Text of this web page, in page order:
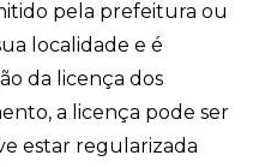
pela prefeitura ou
localidade e é
da licença dos
a licença pode ser
estar regularizada